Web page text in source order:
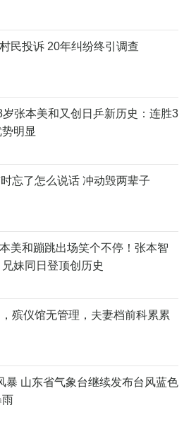
民投诉 20年纠纷终引调查
张本美和又创日乒新历史：连胜3
明显
忘了怎么说话 冲动毁两辈子
美和蹦跳出场笑个不停！张本智
妹同日登顶创历史
殡仪馆无管理，夫妻档前科累累
暴 山东省气象台继续发布台风蓝色
雨